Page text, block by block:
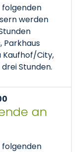
werden
Parkhaus
Kaufhof/City,
Stunden.
an